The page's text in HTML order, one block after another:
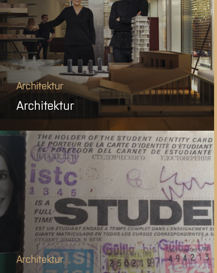
Architektur
Architektur
Architektur